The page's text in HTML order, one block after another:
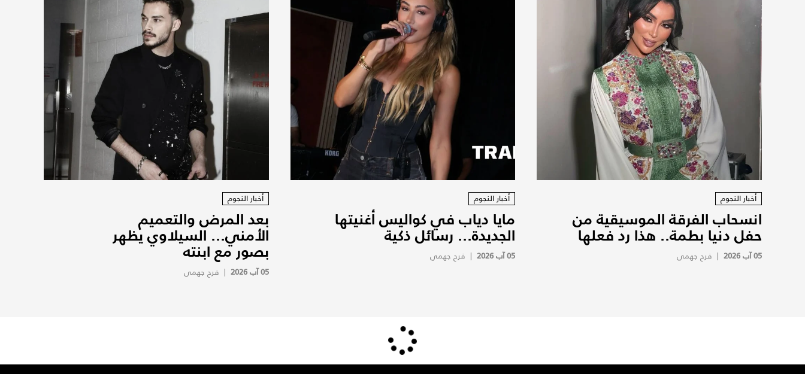
أخبار النجوم
انسحاب الفرقة الموسيقية من
حفل دنيا بطمة.. هذا رد فعلها
05 آب 2026 | فرح جهمي
أخبار النجوم
مايا دياب في كواليس أغنيتها
الجديدة... رسائل ذكية
05 آب 2026 | فرح جهمي
أخبار النجوم
بعد المرض والتعميم
الأمني... السيلاوي يظهر
بصور مع ابنته
05 آب 2026 | فرح جهمي